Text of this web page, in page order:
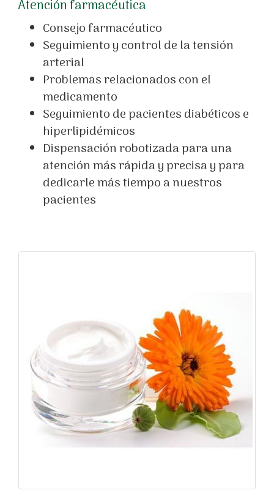
Atención farmacéutica
Consejo farmacéutico
Seguimiento y control de la tensión
arterial
Problemas relacionados con el
medicamento
Seguimiento de pacientes diabéticos e
hiperlipidémicos
Dispensación robotizada para una
atención más rápida y precisa y para
dedicarle más tiempo a nuestros
pacientes